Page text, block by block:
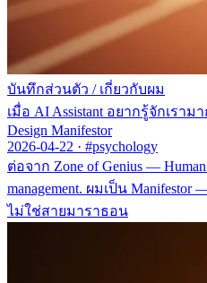
บันทึกส่วนตัว / เกี่ยวกับผม
เมื่อ AI Assistant อยากรู้จักเรา
Design Manifestor
2026-04-22 · #psychology
ต่อจาก Zone of Genius —
management. ผมเป็น
ไม่ใช่สายมาราธอน